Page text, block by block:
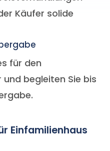
Käufer solide
für den
begleiten Sie bis
Einfamilienhaus